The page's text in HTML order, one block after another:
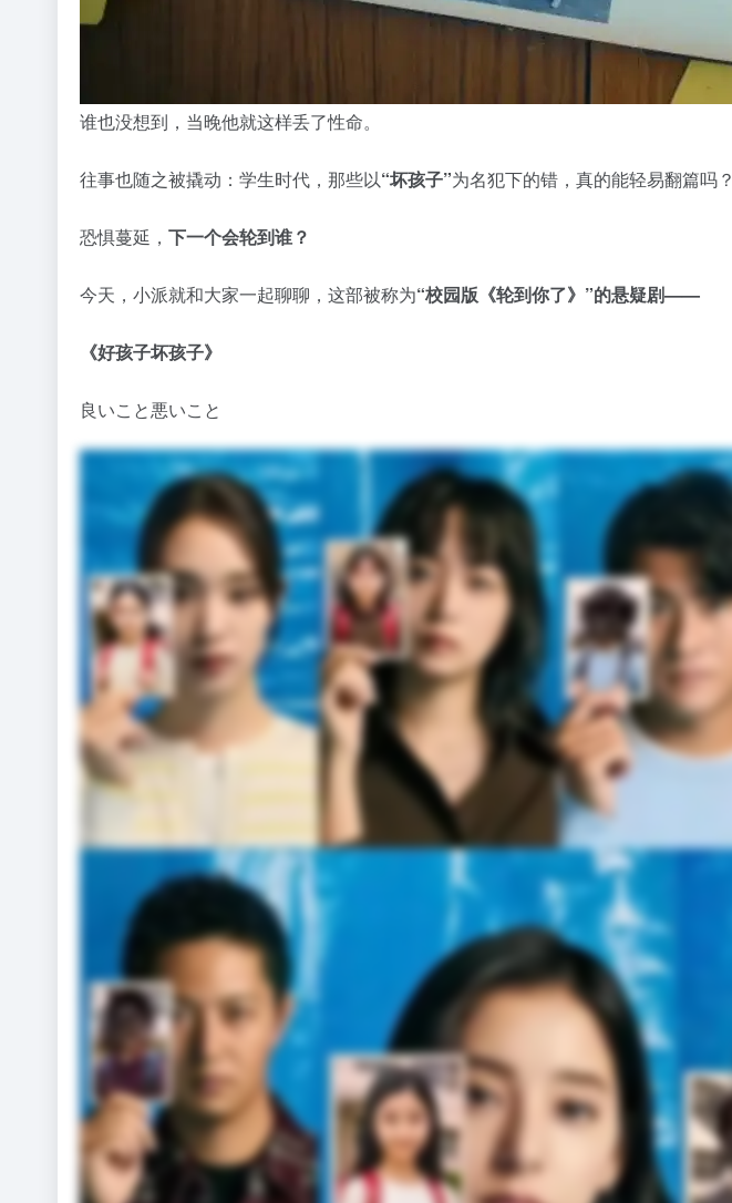
谁也没想到，当晚他就这样丢了性命。
往事也随之被撬动：学生时代，那些以“坏孩子”为名犯下的错，真的能轻易翻篇吗？
恐惧蔓延， 下一个会轮到谁？
今天，小派就和大家一起聊聊，这部被称为“校园版《轮到你了》”的悬疑剧——
《好孩子坏孩子》
良いこと悪いこと